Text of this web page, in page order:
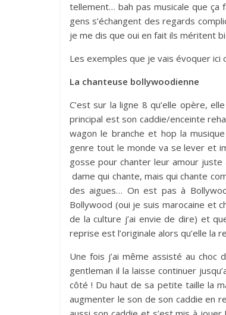
tellement… bah pas musicale que
gens s’échangent des regards
je me dis que oui en fait ils méritent
Les exemples que je vais évoquer ici
La chanteuse bollywoodienne
C’est sur la ligne 8 qu’elle opère,
principal est son caddie/enceinte
wagon le branche et hop la
genre tout le monde va se lever et
gosse pour chanter leur amour juste
dame qui chante, mais qui chante
des aigues… On est pas à
Bollywood (oui je suis marocaine et
de la culture j’ai envie de dire) et
reprise est l’originale alors qu’elle la
Une fois j’ai même assisté au
gentleman il la laisse continuer
côté ! Du haut de sa petite taille la
augmenter le son de son caddie en